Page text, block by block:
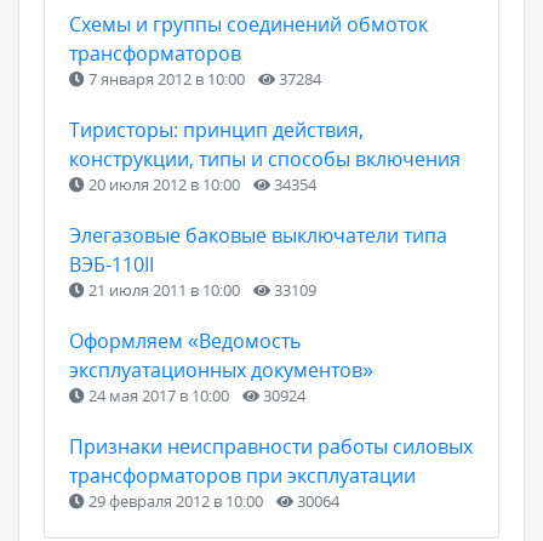
Схемы и группы соединений обмоток
трансформаторов
7 января 2012 в 10:00 37284
Тиристоры: принцип действия,
конструкции, типы и способы включения
20 июля 2012 в 10:00 34354
Элегазовые баковые выключатели типа
ВЭБ-110II
21 июля 2011 в 10:00 33109
Оформляем «Ведомость
эксплуатационных документов»
24 мая 2017 в 10:00 30924
Признаки неисправности работы силовых
трансформаторов при эксплуатации
29 февраля 2012 в 10:00 30064